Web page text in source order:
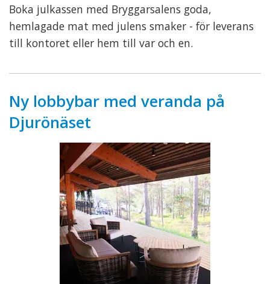
Boka julkassen med Bryggarsalens goda,
hemlagade mat med julens smaker - för leverans
till kontoret eller hem till var och en.
Ny lobbybar med veranda på
Djurönäset